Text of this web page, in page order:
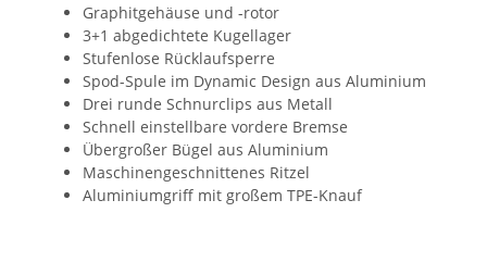
Graphitgehäuse und -rotor
3+1 abgedichtete Kugellager
Stufenlose Rücklaufsperre
Spod-Spule im Dynamic Design aus Aluminium
Drei runde Schnurclips aus Metall
Schnell einstellbare vordere Bremse
Übergroßer Bügel aus Aluminium
Maschinengeschnittenes Ritzel
Aluminiumgriff mit großem TPE-Knauf